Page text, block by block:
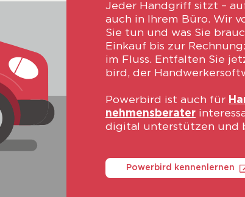
Jeder Hand­griff sitzt –
auch in Ihrem Büro. Wir
Sie tun und was Sie
Ein­kauf bis zur
im Fluss. Ent­fal­ten Sie
bird, der
Power­bird ist auch für
neh­mens­be­ra­ter
digi­tal unter­stüt­zen und
Powerbird kennenlernen